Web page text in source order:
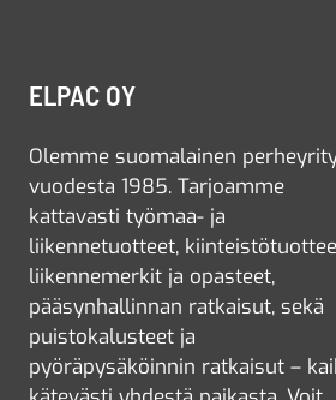
ELPAC OY
Olemme suomalainen
vuodesta 1985. Tarjoamme
kattavasti työmaa- ja
liikennetuotteet,
liikennemerkit ja opasteet,
pääsynhallinnan ratkaisut, sekä
puistokalusteet ja
pyöräpysäköinnin ratkaisut –